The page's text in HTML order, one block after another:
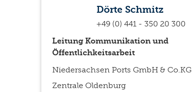
Dörte Schmitz
+49 (0) 441 - 350 20 300
Leitung Kommunikation und
Öffentlichkeitsarbeit
Niedersachsen Ports GmbH & Co.KG
Zentrale Oldenburg